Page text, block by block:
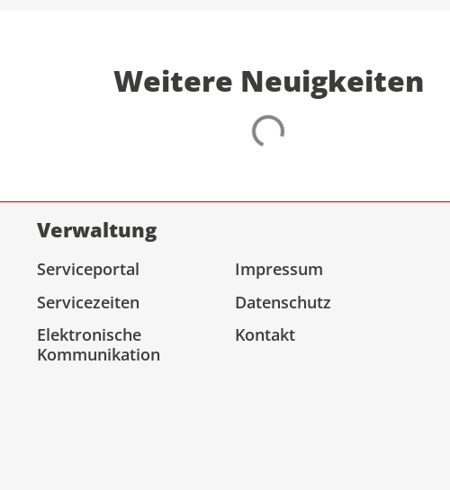
Weitere Neuigkeiten
Verwaltung
Serviceportal
Servicezeiten
Elektronische
Kommunikation
Impressum
Datenschutz
Kontakt